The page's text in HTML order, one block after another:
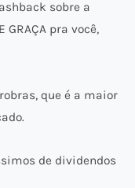
sobre a
pra você,
que é a maior
de dividendos